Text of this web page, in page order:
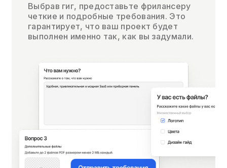
Выбрав гиг, предоставьте фрилансеру
четкие и подробные требования. Это
гарантирует, что ваш проект будет
выполнен именно так, как вы задумали.